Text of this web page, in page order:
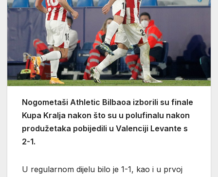
Nogometaši Athletic Bilbaoa izborili su finale
Kupa Kralja nakon što su u polufinalu nakon
produžetaka pobijedili u Valenciji Levante s
2-1.
U regularnom dijelu bilo je 1-1, kao i u prvoj